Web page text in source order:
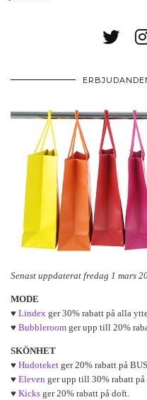
Senast uppdaterat fredag 1 mars
MODE
♥ Lindex ger 30% rabatt på alla
♥ Bubbleroom ger upp till 20%
SKÖNHET
♥ Hudoteket ger 20% rabatt på
♥ Eleven ger upp till 30% rabatt på
♥ Kicks ger 20% rabatt på doft.